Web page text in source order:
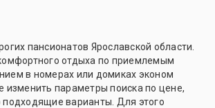
пансионатов Ярославской области.
отдыха по приемлемым
в номерах или домиках эконом
изменить параметры поиска по цене,
подходящие варианты. Для этого